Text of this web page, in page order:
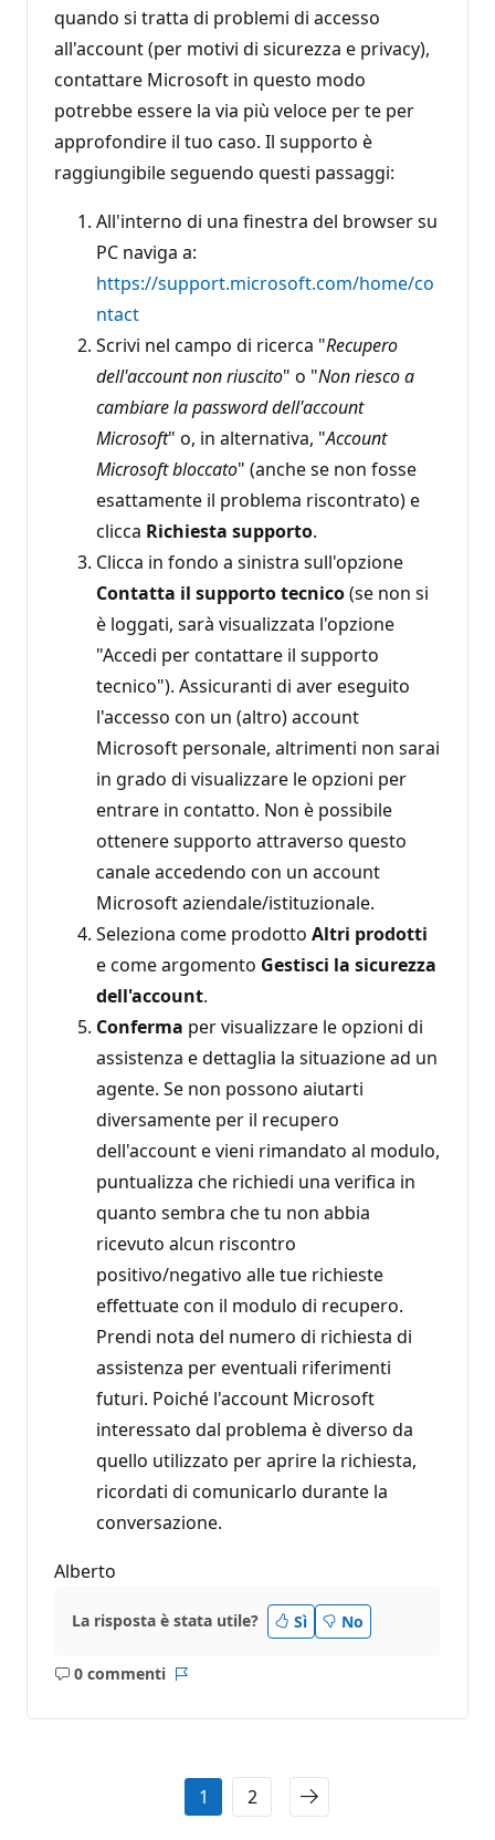
quando si tratta di problemi di accesso
all'account (per motivi di sicurezza e privacy),
contattare Microsoft in questo modo
potrebbe essere la via più veloce per te per
approfondire il tuo caso. Il supporto è
raggiungibile seguendo questi passaggi:
All'interno di una finestra del browser su
PC naviga a:
https://support.microsoft.com/home/co
ntact
Scrivi nel campo di ricerca "Recupero
dell'account non riuscito" o "Non riesco a
cambiare la password dell'account
Microsoft" o, in alternativa, "Account
Microsoft bloccato" (anche se non fosse
esattamente il problema riscontrato) e
clicca Richiesta supporto.
Clicca in fondo a sinistra sull'opzione
Contatta il supporto tecnico(se non si
è loggati, sarà visualizzata l'opzione
"Accedi per contattare il supporto
tecnico"). Assicuranti di aver eseguito
l'accesso con un (altro) account
Microsoft personale, altrimenti non sarai
in grado di visualizzare le opzioni per
entrare in contatto. Non è possibile
ottenere supporto attraverso questo
canale accedendo con un account
Microsoft aziendale/istituzionale.
Seleziona come prodotto Altri prodotti
e come argomento Gestisci la sicurezza
dell'account.
Conferma per visualizzare le opzioni di
assistenza e dettaglia la situazione ad un
agente. Se non possono aiutarti
diversamente per il recupero
dell'account e vieni rimandato al modulo,
puntualizza che richiedi una verifica in
quanto sembra che tu non abbia
ricevuto alcun riscontro
positivo/negativo alle tue richieste
effettuate con il modulo di recupero.
Prendi nota del numero di richiesta di
assistenza per eventuali riferimenti
futuri. Poiché l'account Microsoft
interessato dal problema è diverso da
quello utilizzato per aprire la richiesta,
ricordati di comunicarlo durante la
conversazione.
Alberto
La risposta è stata utile? Sì No
0 commenti
Nessun
1 2